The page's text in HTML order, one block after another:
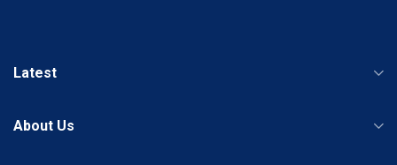
Latest
About Us